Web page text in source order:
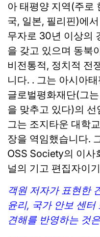
아 태평양 지역(주로
국, 일본, 필리핀)에서
무자로 30년 이상의
을 갖고 있으며 동북
비전통적, 정치적 전
니다. . 그는 아시아
글로벌평화재단(그
을 맞추고 있다)의
그는 조지타운 대학
장을 역임했습니다.
OSS Society의 이사
널의 기고 편집자이
객원 저자가 표현한
윤리, 국가 안보 센
견해를 반영하는 것